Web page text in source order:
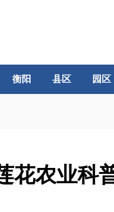
衡阳 县区 园区
花农业科